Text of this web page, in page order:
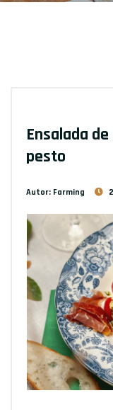
Ensalada
pesto
Autor: Farming